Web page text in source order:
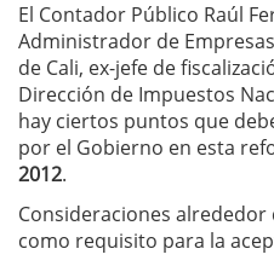
El Contador Público Raúl
Administrador de
de Cali, ex-jefe de
Dirección de Impuestos
hay ciertos puntos que
por el Gobierno en esta
2012.
Consideraciones
como requisito para la